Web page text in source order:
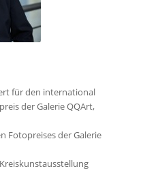
für den international
der Galerie QQArt,
der Galerie